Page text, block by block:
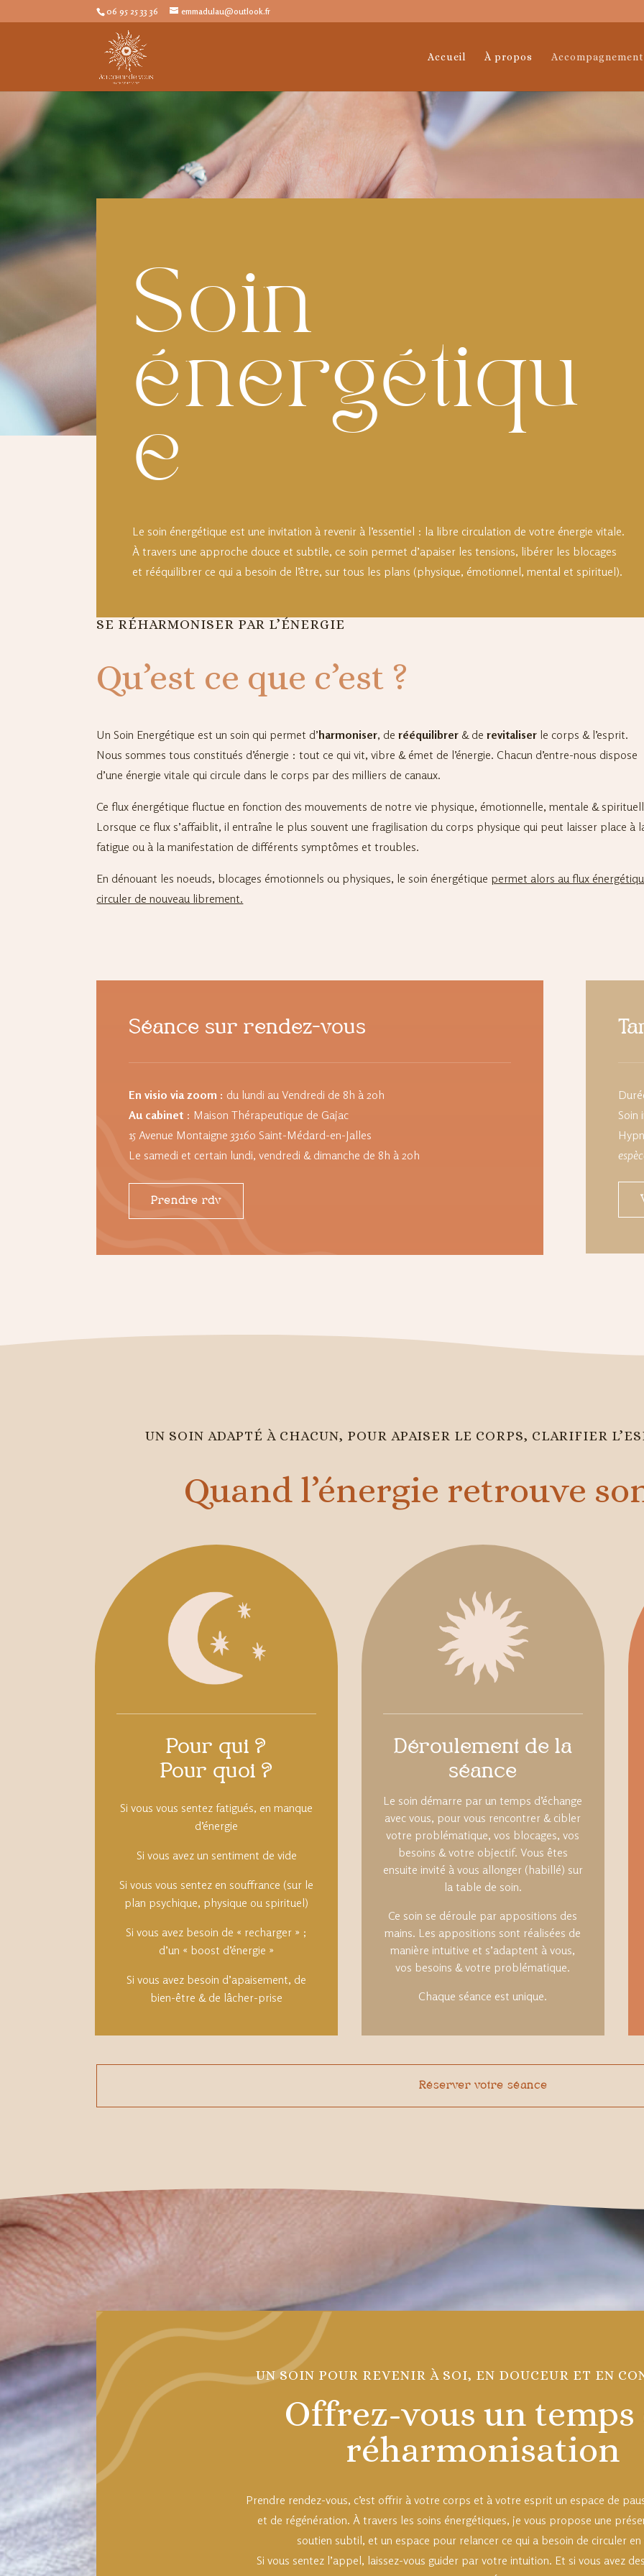
06 95 25 33 36 emmadulau@outlook.fr
Accueil À propos
Soin
énergétiqu
e
Le soin énergétique est une invitation à revenir à l’essentiel : la libre circulation de votre énergie vitale.
À travers une approche douce et subtile, ce soin permet d’apaiser les tensions, libérer les blocages
et rééquilibrer ce qui a besoin de l’être, sur tous les plans (physique, émotionnel, mental et spirituel).
SE RÉHARMONISER PAR L’ÉNERGIE
Qu’est ce que c’est ?
Un Soin Energétique est un soin qui permet d’harmoniser, de rééquilibrer & de revitaliser le corps & l’esprit.
Nous sommes tous constitués d’énergie : tout ce qui vit, vibre & émet de l’énergie. Chacun d’entre-nous dispose
d’une énergie vitale qui circule dans le corps par des milliers de canaux.
Ce flux énergétique fluctue en fonction des mouvements de notre vie physique, émotionnelle, mentale &
Lorsque ce flux s’affaiblit, il entraîne le plus souvent une fragilisation du corps physique qui peut laisser place à
fatigue ou à la manifestation de différents symptômes et troubles.
En dénouant les noeuds, blocages émotionnels ou physiques, le soin énergétique permet alors au flux
circuler de nouveau librement.
Séance sur rendez-vous
En visio via zoom : du lundi au Vendredi de 8h à 20h
Au cabinet : Maison Thérapeutique de Gajac
15 Avenue Montaigne33160 Saint-Médard-en-Jalles
Le samedi et certain lundi, vendredi & dimanche de 8h à 20h
Prendre rdv
Soin
UN SOIN ADAPTÉ À CHACUN, POUR APAISER LE CORPS, CLARIFIER
Quand l’énergie retrouve
Pour qui ?
Pour quoi ?
Si vous vous sentez fatigués, en manque
d’énergie
Si vous avez un sentiment de vide
Si vous vous sentez en souffrance (sur le
plan psychique, physique ou spirituel)
Si vous avez besoin de « recharger » ;
d’un « boost d’énergie »
Si vous avez besoin d’apaisement, de
bien-être & de lâcher-prise
Déroulement de la
séance
Le soin démarre par un temps d’échange
avec vous, pour vous rencontrer & cibler
votre problématique, vos blocages, vos
besoins & votre objectif. Vous êtes
ensuite invité à vous allonger (habillé) sur
la table de soin.
Ce soin se déroule par appositions des
mains. Les appositions sont réalisées de
manière intuitive et s’adaptent à vous,
vos besoins & votre problématique.
Chaque séance est unique.
Réserver votre séance
UN SOIN POUR REVENIR À SOI, EN DOUCEUR ET EN
Offrez-vous un temps
réharmonisation
Prendre rendez-vous, c’est offrir à votre corps et à votre esprit un espace de
et de régénération. À travers les soins énergétiques, je vous propose une
soutien subtil, et un espace pour relancer ce qui a besoin de circuler en
Si vous sentez l’appel, laissez-vous guider par votre intuition. Et si vous avez